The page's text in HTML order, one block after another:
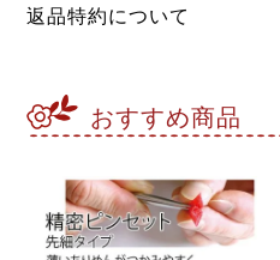
返品特約について
おすすめ商品